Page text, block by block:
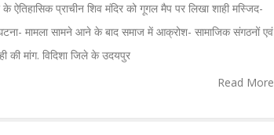
प्राचीन शिव मंदिर को गूगल मैप पर लिखा शाही मस्जिद-
मामला सामने आने के बाद समाज में आक्रोश- सामाजिक संगठनों एवं
की मांग. विदिशा जिले के उदयपुर
Read More